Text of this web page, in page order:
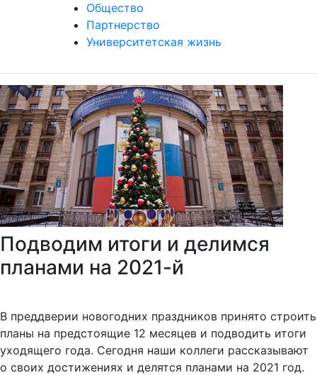
Общество
Партнерство
Университетская жизнь
Подводим итоги и делимся
планами на 2021-й
В преддверии новогодних праздников принято строить
планы на предстоящие 12 месяцев и подводить итоги
уходящего года. Сегодня наши коллеги рассказывают
о своих достижениях и делятся планами на 2021 год.